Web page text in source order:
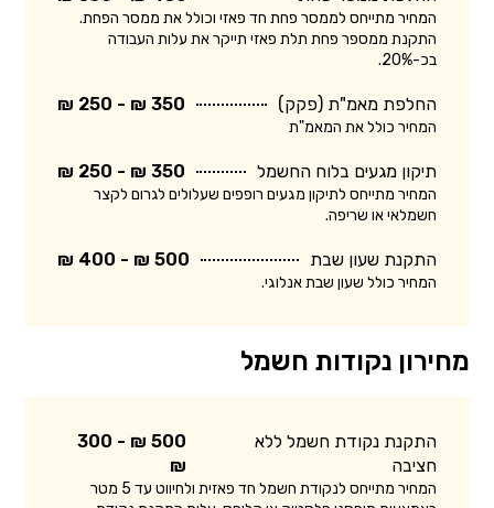
המחיר מתייחס לממסר פחת חד פאזי וכולל את ממסר הפחת.
התקנת ממספר פחת תלת פאזי תייקר את עלות העבודה
בכ-20%.
החלפת מאמ"ת (פקק) 350 ₪ - 250 ₪
המחיר כולל את המאמ"ת
תיקון מגעים בלוח החשמל 350 ₪ - 250 ₪
המחיר מתייחס לתיקון מגעים רופפים שעלולים לגרום לקצר
חשמלאי או שריפה.
התקנת שעון שבת 500 ₪ - 400 ₪
המחיר כולל שעון שבת אנלוגי.
מחירון נקודות חשמל
התקנת נקודת חשמל ללא
חציבה
500 ₪ - 300
₪
המחיר מתייחס לנקודת חשמל חד פאזית ולחיווט עד 5 מטר